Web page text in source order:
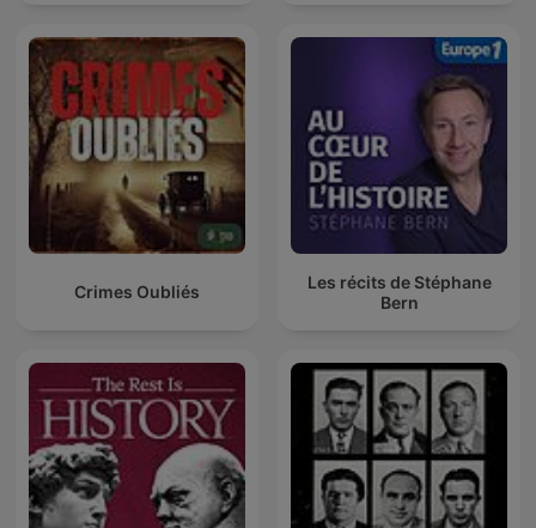
Crimes Oubliés
Les récits de Stéphane
Bern